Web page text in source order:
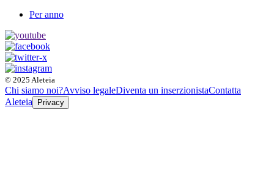
Per anno
© 2025 Aleteia
Chi siamo noi?Avviso legaleDiventa un inserzionistaContatta
Aleteia
Privacy